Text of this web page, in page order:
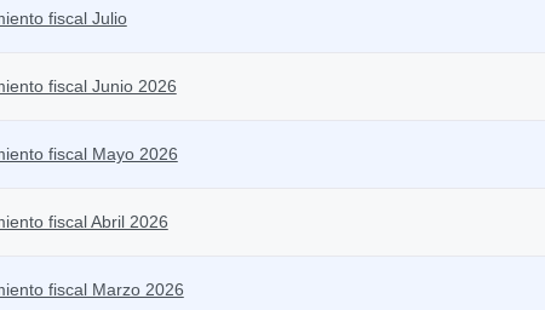
fiscal Julio
fiscal Junio 2026
fiscal Mayo 2026
fiscal Abril 2026
fiscal Marzo 2026